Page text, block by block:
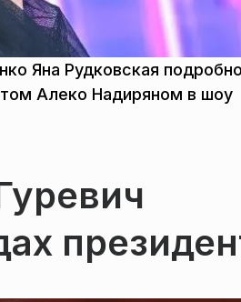
Яна Рудковская
Алеко Надиряном в шоу